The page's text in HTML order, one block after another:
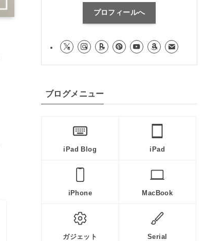
プロフィールへ
ブログメニュー
iPad Blog iPad
iPhone MacBook
ガジェット Serial